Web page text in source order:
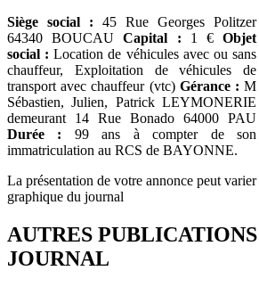
Siège social : 45 Rue Georges Politzer
64340 BOUCAUCapital : 1 €Objet
social : Location de véhicules avec ou sans
chauffeur, Exploitation de véhicules de
transport avec chauffeur (vtc) Gérance : M
Sébastien, Julien, Patrick LEYMONERIE
demeurant 14 Rue Bonado 64000 PAU
Durée : 99 ans à compter de son
immatriculation au RCS de BAYONNE.
La présentation de votre annonce peut
graphique du journal
AUTRES
JOURNAL